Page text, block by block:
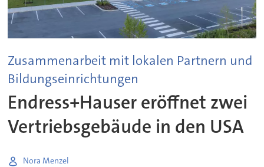
Zusammenarbeit mit lokalen Partnern und
Bildungseinrichtungen
Endress+Hauser eröffnet zwei
Vertriebsgebäude in den USA
Nora Menzel